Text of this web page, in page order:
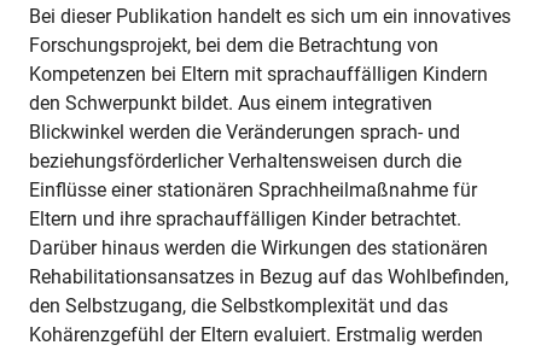
Bei dieser Publikation handelt es sich um ein innovatives
Forschungsprojekt, bei dem die Betrachtung von
Kompetenzen bei Eltern mit sprachauffälligen Kindern
den Schwerpunkt bildet. Aus einem integrativen
Blickwinkel werden die Veränderungen sprach- und
beziehungsförderlicher Verhaltensweisen durch die
Einflüsse einer stationären Sprachheilmaßnahme für
Eltern und ihre sprachauffälligen Kinder betrachtet.
Darüber hinaus werden die Wirkungen des stationären
Rehabilitationsansatzes in Bezug auf das Wohlbefinden,
den Selbstzugang, die Selbstkomplexität und das
Kohärenzgefühl der Eltern evaluiert. Erstmalig werden